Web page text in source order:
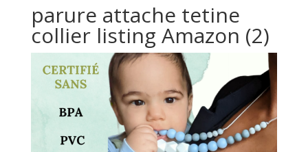
parure attache tetine
collier listing Amazon (2)